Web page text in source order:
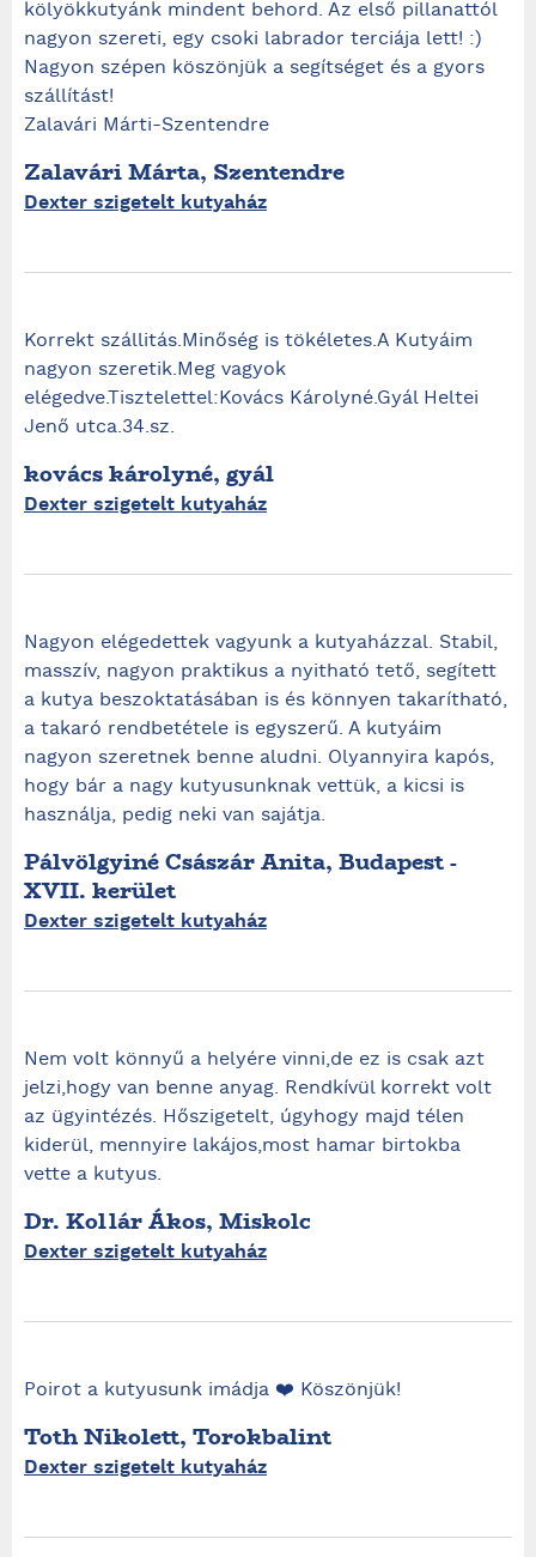
kölyökkutyánk mindent behord. Az első pillanattól
nagyon szereti, egy csoki labrador terciája lett! :)
Nagyon szépen köszönjük a segítséget és a gyors
szállítást!
Zalavári Márti-Szentendre
Zalavári Márta, Szentendre
Dexter szigetelt kutyaház
Korrekt szállitás.Minőség is tökéletes.A Kutyáim
nagyon szeretik.Meg vagyok
elégedve.Tisztelettel:Kovács Károlyné.Gyál Heltei
Jenő utca.34.sz.
kovács károlyné, gyál
Dexter szigetelt kutyaház
Nagyon elégedettek vagyunk a kutyaházzal. Stabil,
masszív, nagyon praktikus a nyitható tető, segített
a kutya beszoktatásában is és könnyen takarítható,
a takaró rendbetétele is egyszerű. A kutyáim
nagyon szeretnek benne aludni. Olyannyira kapós,
hogy bár a nagy kutyusunknak vettük, a kicsi is
használja, pedig neki van sajátja.
Pálvölgyiné Császár Anita, Budapest -
XVII. kerület
Dexter szigetelt kutyaház
Nem volt könnyű a helyére vinni,de ez is csak azt
jelzi,hogy van benne anyag. Rendkívül korrekt volt
az ügyintézés. Hőszigetelt, úgyhogy majd télen
kiderül, mennyire lakájos,most hamar birtokba
vette a kutyus.
Dr. Kollár Ákos, Miskolc
Dexter szigetelt kutyaház
Poirot a kutyusunk imádja ❤️ Köszönjük!
Toth Nikolett, Torokbalint
Dexter szigetelt kutyaház